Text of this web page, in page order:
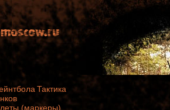
Тактика
(маркеры)